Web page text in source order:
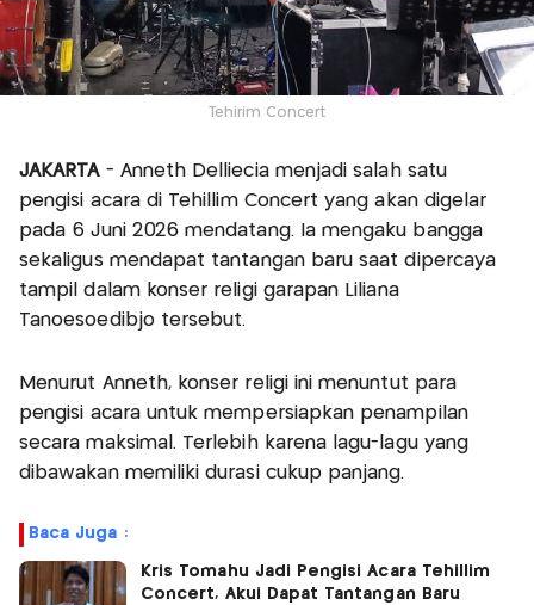
Tehirim Concert
JAKARTA- Anneth Delliecia menjadi salah satu
pengisi acara di Tehillim Concert yang akan digelar
pada 6 Juni 2026 mendatang. Ia mengaku bangga
sekaligus mendapat tantangan baru saat dipercaya
tampil dalam konser religi garapan Liliana
Tanoesoedibjo tersebut.
Menurut Anneth, konser religi ini menuntut para
pengisi acara untuk mempersiapkan penampilan
secara maksimal. Terlebih karena lagu-lagu yang
dibawakan memiliki durasi cukup panjang.
Baca Juga :
Kris Tomahu Jadi Pengisi Acara Tehillim
Concert, Akui Dapat Tantangan Baru